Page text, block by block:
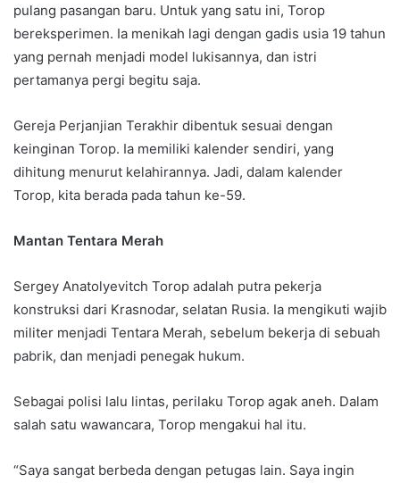
pulang pasangan baru. Untuk yang satu ini, Torop
bereksperimen. Ia menikah lagi dengan gadis usia 19 tahun
yang pernah menjadi model lukisannya, dan istri
pertamanya pergi begitu saja.
Gereja Perjanjian Terakhir dibentuk sesuai dengan
keinginan Torop. Ia memiliki kalender sendiri, yang
dihitung menurut kelahirannya. Jadi, dalam kalender
Torop, kita berada pada tahun ke-59.
Mantan Tentara Merah
Sergey Anatolyevitch Torop adalah putra pekerja
konstruksi dari Krasnodar, selatan Rusia. Ia mengikuti wajib
militer menjadi Tentara Merah, sebelum bekerja di sebuah
pabrik, dan menjadi penegak hukum.
Sebagai polisi lalu lintas, perilaku Torop agak aneh. Dalam
salah satu wawancara, Torop mengakui hal itu.
“Saya sangat berbeda dengan petugas lain. Saya ingin